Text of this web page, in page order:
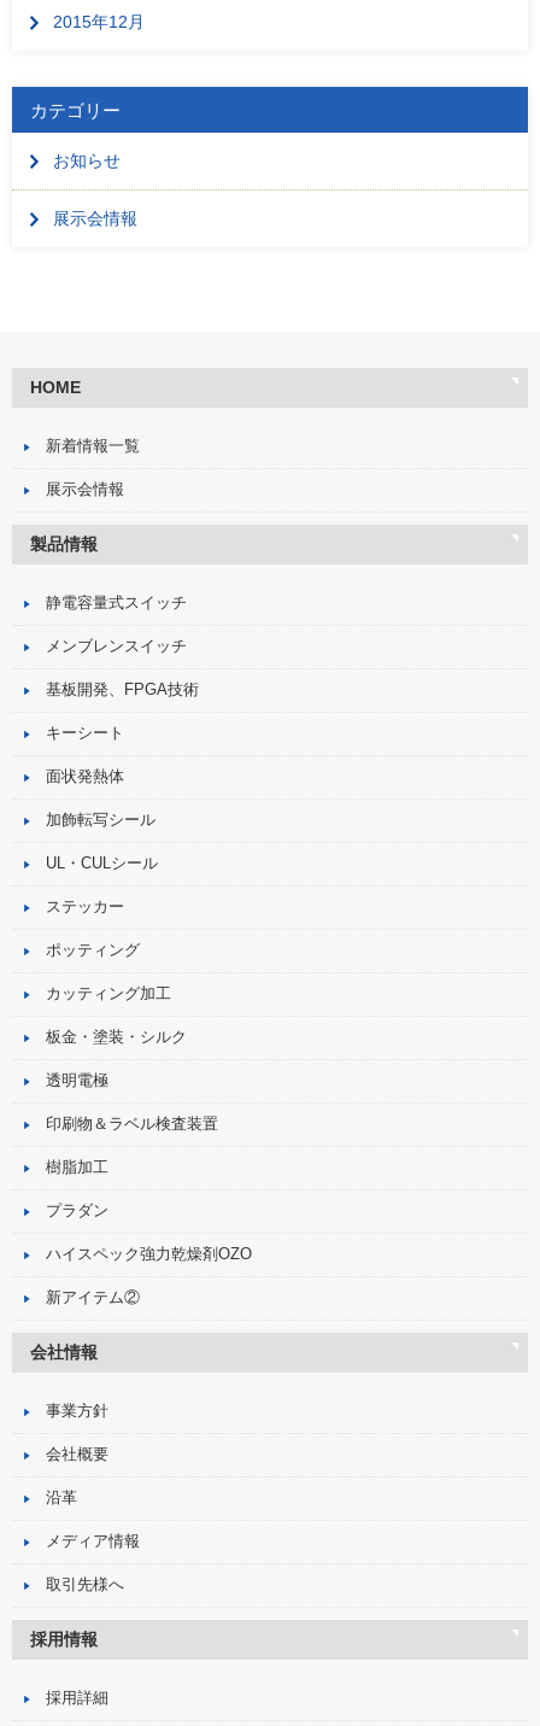
2015年12月
カテゴリー
お知らせ
展示会情報
HOME
新着情報一覧
展示会情報
製品情報
静電容量式スイッチ
メンブレンスイッチ
基板開発、FPGA技術
キーシート
面状発熱体
加飾転写シール
UL・CULシール
ステッカー
ポッティング
カッティング加工
板金・塗装・シルク
透明電極
印刷物＆ラベル検査装置
樹脂加工
プラダン
ハイスペック強力乾燥剤OZO
新アイテム②
会社情報
事業方針
会社概要
沿革
メディア情報
取引先様へ
採用情報
採用詳細